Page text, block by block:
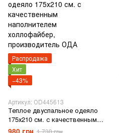
Распродажа
Хит
−43%
Артикул: ОD445613
Теплое двуспальное одеяло
175х210 см. с качественным
наполнителем холлофайбер,
980 грн 1 730 грн